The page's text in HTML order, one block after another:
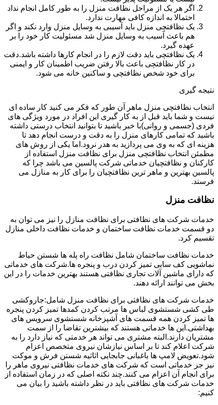
اگر هر یک از مراحل نظافت منزل را به طور کامل انجام نداد
احتمالا به اندازه کافی مهارت ندارد.
یک نظافتچی منزل باید آسیبی به وسایل منزل وارد نکند و اگر
هم باعث آسیب به وسایل منزل شد مسئولیت کار خود را بر
عهده گیرد.
یک نظافتچی باید دقت لازم را در انجام کارها داشته باشد.دقت
در کار نظافتچی باعث بالا رفتن ضریب اطمینان کار و ایمنی
برای خود شخص نظافتچی و ساکنین خانه می شود.
نتیجه گیری
انتخاب نظافتچی منزل ماهر آن طور که فکر می کنید کار ساده ای
نیست و شما باید قبل از به کار گیری این افراد در مورد ویژگی های
فردی (جسمی و روانی)با خبر باشید تا بتوانید انتخاب درستی داشته
باشید که تمامی کارهای منزل را به دقت و درست انجام دهد تا
هزینه ای که به وی می پردازید به هدر نرود.اما یکی از روش های
مطمئن انتخاب نظافتچی منزل برای نظافت منزل استفاده از
کارکنان و نظافتچیان خدماتی شرکت پالسین می باشد چرا که
پالسین بهترین و ماهر ترین نظافتچیان را برای کار به منازل می
فرستد.
نظافت منزل
خدمات شرکت های نظافتی برای نظافت منازل را نیز می توان به
دو قسمت خدمات نظافت ساختمان و خدمات نظافت داخلی منازل
تقسیم کرد.
خدمات نظافت ساختمان شامل نظافت راه پله ها شستن حیاط
نماشویی کف سابی تمیز کردن درب و پنجره ها.شرکت های خدماتی
که دارای ماشین آلات تجاری نظافتی هستند بهترین خدمات را در این
بخش می توانند ارائه دهند.
خدمات شرکت های نظافتی برای نظافت منزل شامل:جاروکشی
طی کشی شستشوی لباس ها مرتب کردن کمدها تمیز کردن پنجره
ها تمیز کردن همه قسمت های آشپزخانه شستشوی سرویس های
بهداشتی.این ها خدماتی هستند که بیشترین تقاضا را از سمت
مشتریان دارند.البته مشتری می تواند هر خدمتی که نیاز دارد را به
شرکت اعلام کند تا بر اساس نیازشان نیروی متخصص اعزام
شود.تعویض لامپ ها باغبانی جابجایی اثاثیه شستن فرش و موکت
نیز جز خدماتی است که شرکت های خدمات نظافتی نیروی ماهر را
برای انجام آن اعزام می کنند.چند نکته اصلی که در زمان استفاده از
خدمات شرکت های نظافتی باید در نظر داشته باشید را بیان می
کنیم: